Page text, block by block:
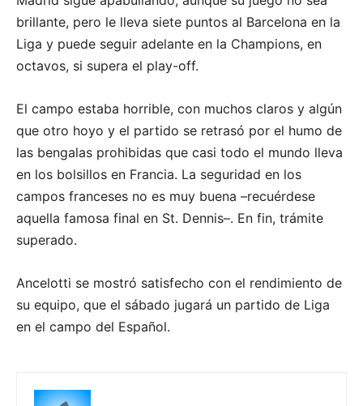
brillante, pero le lleva siete puntos al Barcelona en la
Liga y puede seguir adelante en la Champions, en
octavos, si supera el play-off.
El campo estaba horrible, con muchos claros y algún
que otro hoyo y el partido se retrasó por el humo de
las bengalas prohibidas que casi todo el mundo lleva
en los bolsillos en Francia. La seguridad en los
campos franceses no es muy buena –recuérdese
aquella famosa final en St. Dennis–. En fin, trámite
superado.
Ancelotti se mostró satisfecho con el rendimiento de
su equipo, que el sábado jugará un partido de Liga
en el campo del Español.